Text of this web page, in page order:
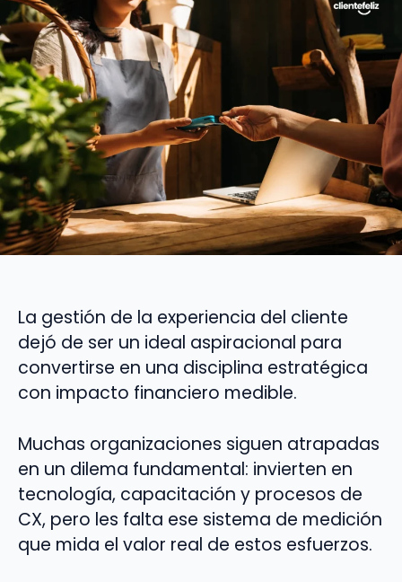
La gestión de la experiencia del cliente
dejó de ser un ideal aspiracional para
convertirse en una disciplina estratégica
con impacto financiero medible.
Muchas organizaciones siguen atrapadas
en un dilema fundamental: invierten en
tecnología, capacitación y procesos de
CX, pero les falta ese sistema de medición
que mida el valor real de estos esfuerzos.